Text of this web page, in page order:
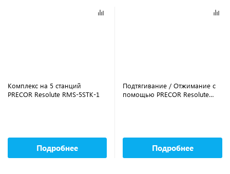
Комплекс на 5 станций
PRECOR Resolute RMS-5STK-1
Подробнее
Подтягивание / Отжимание с
помощью PRECOR Resolute
Подробнее